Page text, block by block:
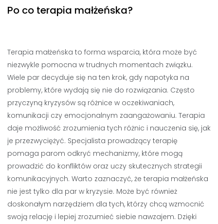
Po co terapia małżeńska?
Terapia małżeńska to forma wsparcia, która może być
niezwykle pomocna w trudnych momentach związku.
Wiele par decyduje się na ten krok, gdy napotyka na
problemy, które wydają się nie do rozwiązania. Często
przyczyną kryzysów są różnice w oczekiwaniach,
komunikacji czy emocjonalnym zaangażowaniu. Terapia
daje możliwość zrozumienia tych różnic i nauczenia się, jak
je przezwyciężyć. Specjalista prowadzący terapię
pomaga parom odkryć mechanizmy, które mogą
prowadzić do konfliktów oraz uczy skutecznych strategii
komunikacyjnych. Warto zaznaczyć, że terapia małżeńska
nie jest tylko dla par w kryzysie. Może być również
doskonałym narzędziem dla tych, którzy chcą wzmocnić
swoją relację i lepiej zrozumieć siebie nawzajem. Dzięki